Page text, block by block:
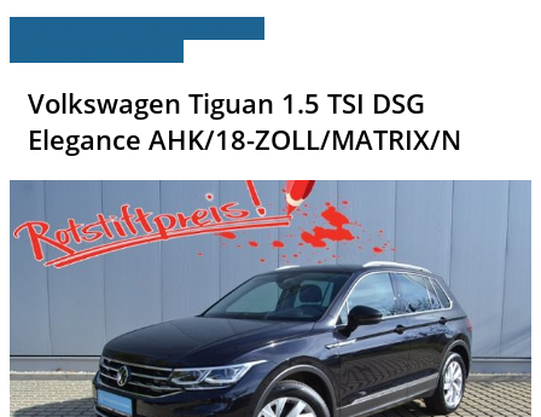
Volkswagen Tiguan 1.5 TSI DSG
Elegance AHK/18-ZOLL/MATRIX/N